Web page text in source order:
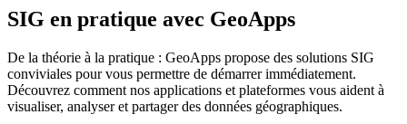
SIG en pratique avec GeoApps
De la théorie à la pratique : GeoApps propose des solutions SIG
conviviales pour vous permettre de démarrer immédiatement.
Découvrez comment nos applications et plateformes vous aident à
visualiser, analyser et partager des données géographiques.